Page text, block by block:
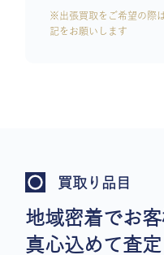
※出張買取をご希望の際
記をお願いします
買取り品目
地域密着でお
真心込めて査定